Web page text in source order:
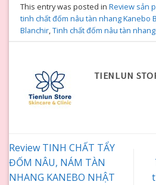
This entry was posted inReview sản
tinh chất đốm nâu tàn nhang Kanebo
Blanchir,Tinh chất đốm nâu tàn
TIENLUN
Review TINH CHẤT TẨY
ĐỐM NÂU, NÁM TÀN
NHANG KANEBO NHẬT